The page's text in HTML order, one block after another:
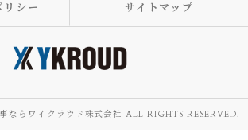
シー サイトマップ
ならワイクラウド株式会社 ALL RIGHTS RESERVED.